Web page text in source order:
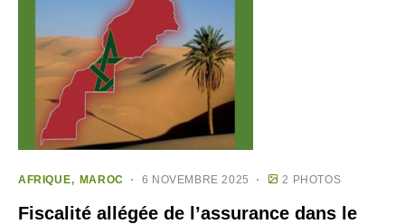
AFRIQUE MAROC 6 NOVEMBRE 2025 2 PHOTOS
Fiscalité allégée de l’assurance dans le